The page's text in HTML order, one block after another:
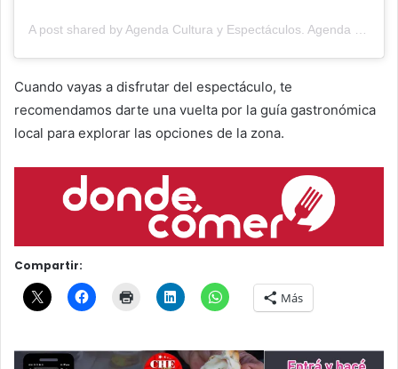
Cuando vayas a disfrutar del espectáculo, te
recomendamos darte una vuelta por la guía gastronómica
local para explorar las opciones de la zona.
Compartir:
Más